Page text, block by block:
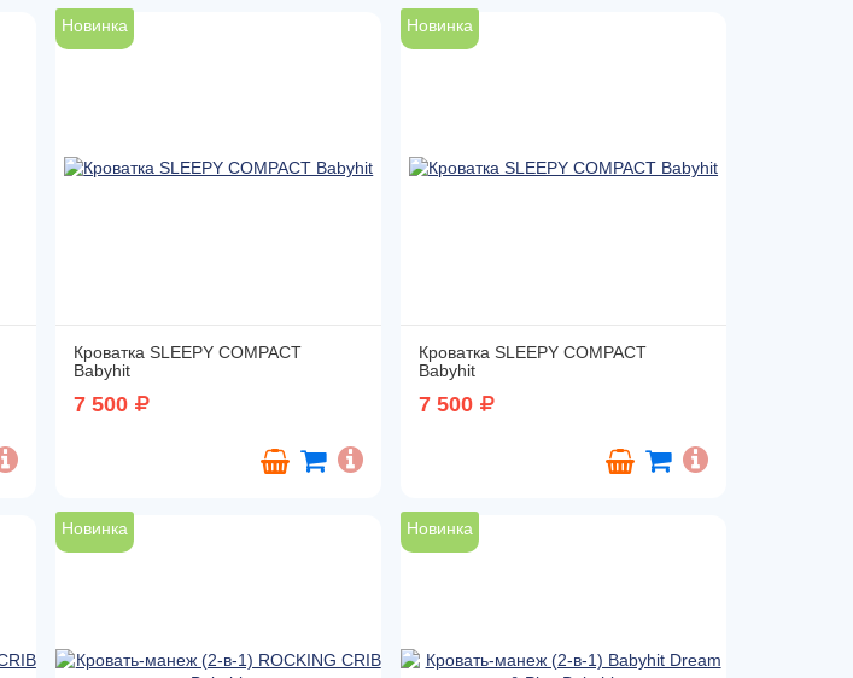
Новинка
Кроватка SLEEPY COMPACT
Babyhit
7 500
Новинка
Кроватка SLEEPY COMPACT
Babyhit
7 500
Новинка Новинка